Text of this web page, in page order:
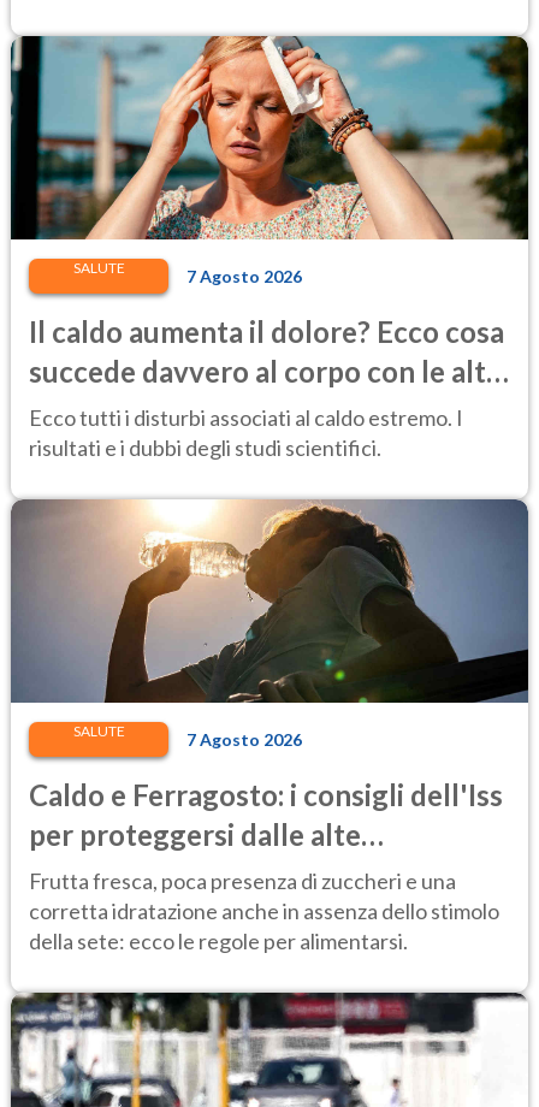
SALUTE 7 Agosto 2026
Il caldo aumenta il dolore? Ecco cosa
succede davvero al corpo con le alte
temperature
Ecco tutti i disturbi associati al caldo estremo. I
risultati e i dubbi degli studi scientifici.
SALUTE 7 Agosto 2026
Caldo e Ferragosto: i consigli dell'Iss
per proteggersi dalle alte
temperature
Frutta fresca, poca presenza di zuccheri e una
corretta idratazione anche in assenza dello stimolo
della sete: ecco le regole per alimentarsi.